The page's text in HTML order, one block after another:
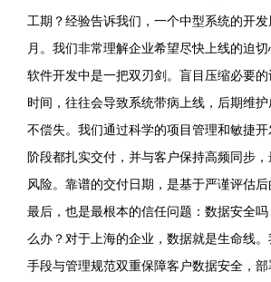
工期？经验告诉我们，一个中型系统的开
月。我们非常理解企业希望尽快上线的迫切
软件开发中是一把双刃剑。盲目压缩必要
时间，往往会导致系统带病上线，后期维
不偿失。我们通过科学的项目管理和敏捷
阶段都扎实交付，并与客户保持高频同步
风险。靠谱的交付日期，是基于严谨评估后
最后，也是最根本的信任问题：数据安全
么办？对于上海的企业，数据就是生命线
手段与管理规范双重保障客户数据安全，